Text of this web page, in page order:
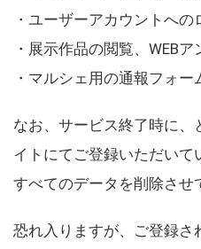
・ユーザーアカウントへの
・展示作品の閲覧、WEB
・マルシェ用の通報フォー
なお、サービス終了時に、
イトにてご登録いただいて
すべてのデータを削除させ
恐れ入りますが、ご登録さ